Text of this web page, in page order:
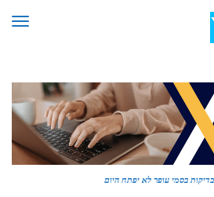
בסמי עופר לא יפתח היום